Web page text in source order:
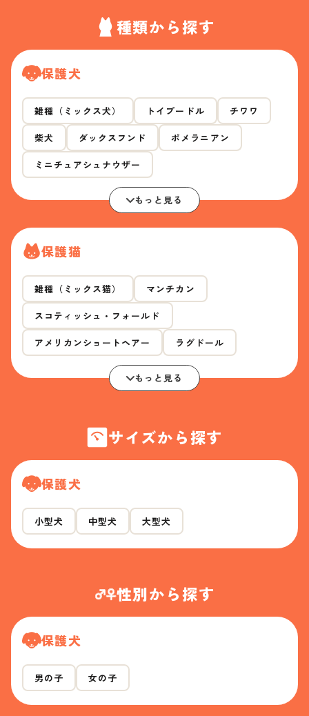
種類から探す
保護犬
雑種（ミックス犬） トイプードル チワワ
柴犬 ダックスフンド ポメラニアン
ミニチュアシュナウザー
もっと見る
保護猫
雑種（ミックス猫） マンチカン
スコティッシュ・フォールド
アメリカンショートヘアー ラグドール
もっと見る
サイズから探す
保護犬
小型犬 中型犬 大型犬
性別から探す
保護犬
男の子 女の子